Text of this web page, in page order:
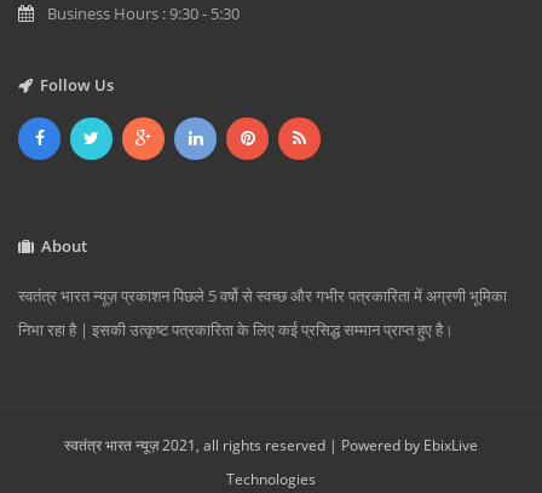
Business Hours : 9:30 - 5:30
Follow Us
About
स्वतंत्र भारत न्यूज़ प्रकाशन पिछले 5 वर्षो से स्वच्छ और गभीर पत्रकारिता में अग्रणी भूमिका
निभा रहा है | इसकी उत्कृष्ट पत्रकारिता के लिए कई प्रसिद्ध सम्मान प्राप्त हुए है।
स्वतंत्र भारत न्यूज़ 2021, all rights reserved | Powered by EbixLive
Technologies